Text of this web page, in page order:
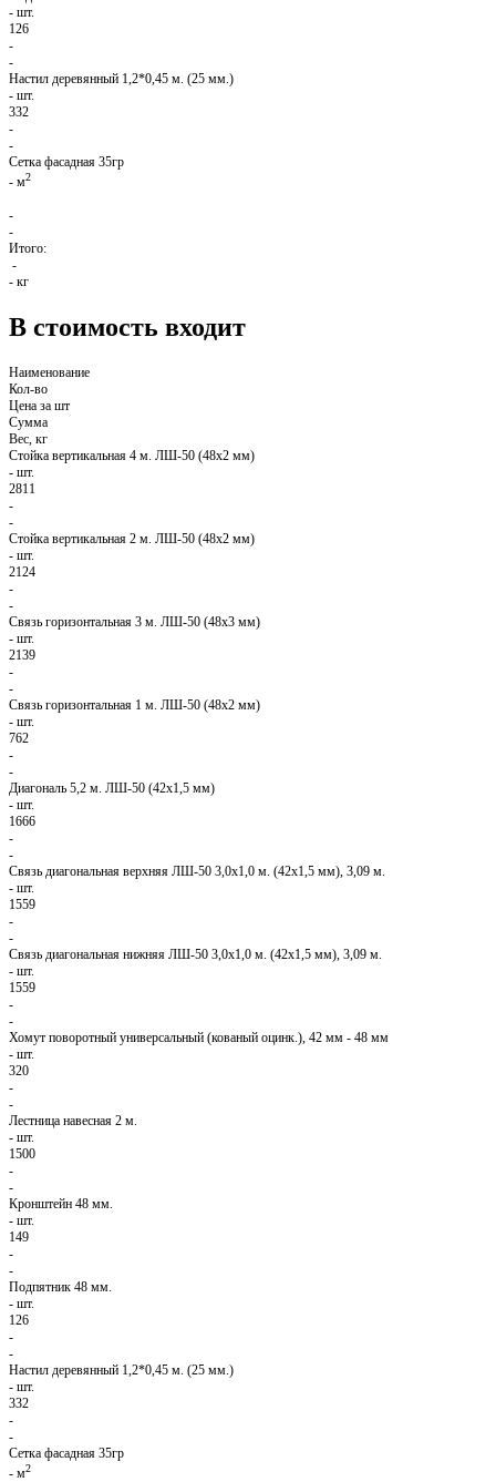
- шт.
126
-
-
Настил деревянный 1,2*0,45 м. (25 мм.)
- шт.
332
-
-
Сетка фасадная 35гр
- м2
-
-
Итого:
-
- кг
В стоимость входит
Наименование
Кол-во
Цена за шт
Сумма
Вес, кг
Стойка вертикальная 4 м. ЛШ-50 (48х2 мм)
- шт.
2811
-
-
Стойка вертикальная 2 м. ЛШ-50 (48х2 мм)
- шт.
2124
-
-
Связь горизонтальная 3 м. ЛШ-50 (48х3 мм)
- шт.
2139
-
-
Связь горизонтальная 1 м. ЛШ-50 (48х2 мм)
- шт.
762
-
-
Диагональ 5,2 м. ЛШ-50 (42х1,5 мм)
- шт.
1666
-
-
Связь диагональная верхняя ЛШ-50 3,0х1,0 м. (42х1,5 мм), 3,09 м.
- шт.
1559
-
-
Связь диагональная нижняя ЛШ-50 3,0х1,0 м. (42х1,5 мм), 3,09 м.
- шт.
1559
-
-
Хомут поворотный универсальный (кованый оцинк.), 42 мм - 48 мм
- шт.
320
-
-
Лестница навесная 2 м.
- шт.
1500
-
-
Кронштейн 48 мм.
- шт.
149
-
-
Подпятник 48 мм.
- шт.
126
-
-
Настил деревянный 1,2*0,45 м. (25 мм.)
- шт.
332
-
-
Сетка фасадная 35гр
- м2